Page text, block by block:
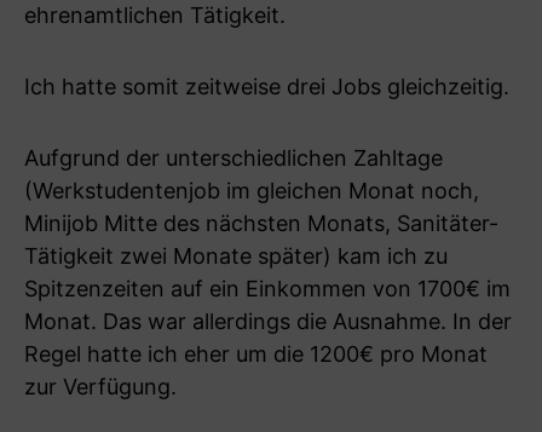
ehrenamtlichen Tätigkeit.
Ich hatte somit zeitweise drei Jobs gleichzeitig.
Aufgrund der unterschiedlichen Zahltage
(Werkstudentenjob im gleichen Monat noch,
Minijob Mitte des nächsten Monats, Sanitäter-
Tätigkeit zwei Monate später) kam ich zu
Spitzenzeiten auf ein Einkommen von 1700€ im
Monat. Das war allerdings die Ausnahme. In der
Regel hatte ich eher um die 1200€ pro Monat
zur Verfügung.